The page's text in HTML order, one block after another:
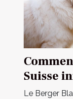
Suisse
Le Berger